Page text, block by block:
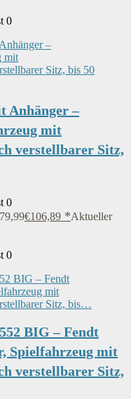
0
Anhänger –
mit
verstellbarer Sitz,
0
€106,89
Aktueller
0
BIG – Fendt
Spielfahrzeug mit
verstellbarer Sitz,